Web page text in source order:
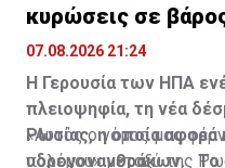
κυρώσεις σε
07.08.2026 21:24
Η Γερουσία των ΗΠΑ
πλειοψηφία, τη νέα
Ρωσίας, η οποία αφορά
υδρογονανθράκων. Το
«Αυτός ο νόμος μας
πολέμου» μεταξύ της